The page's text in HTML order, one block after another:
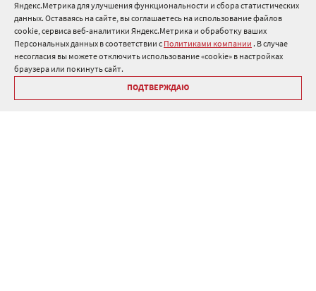
Яндекс.Метрика для улучшения функциональности и сбора статистических
данных. Оставаясь на сайте, вы соглашаетесь на использование файлов
cookie, сервиса веб-аналитики Яндекс.Метрика и обработку ваших
Персональных данных в соответствии с Политиками компании . В случае
несогласия вы можете отключить использование «cookie» в настройках
браузера или покинуть сайт.
ПОДТВЕРЖДАЮ
8 800 511 91 82
info@onduline.ru
Россия Беларусь Казахстан